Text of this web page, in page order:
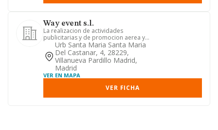
Way event s.l.
La realizacion de actividades
publicitarias y de promocion aerea y
en globo. la promocion y organiz...
Urb Santa Maria Santa Maria
Del Castanar, 4, 28229,
Villanueva Pardillo Madrid,
Madrid
VER EN MAPA
VER FICHA